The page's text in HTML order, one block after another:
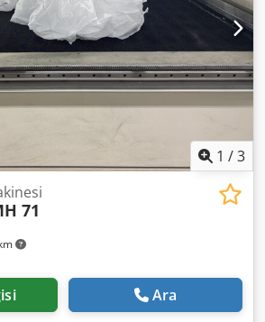
demontażu, załadunku i transportu)
Ruse, Bułgaria
1 /3
71
Ara